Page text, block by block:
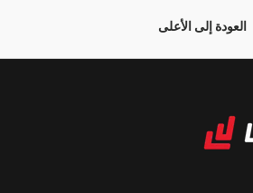
العودة إلى الأعلى